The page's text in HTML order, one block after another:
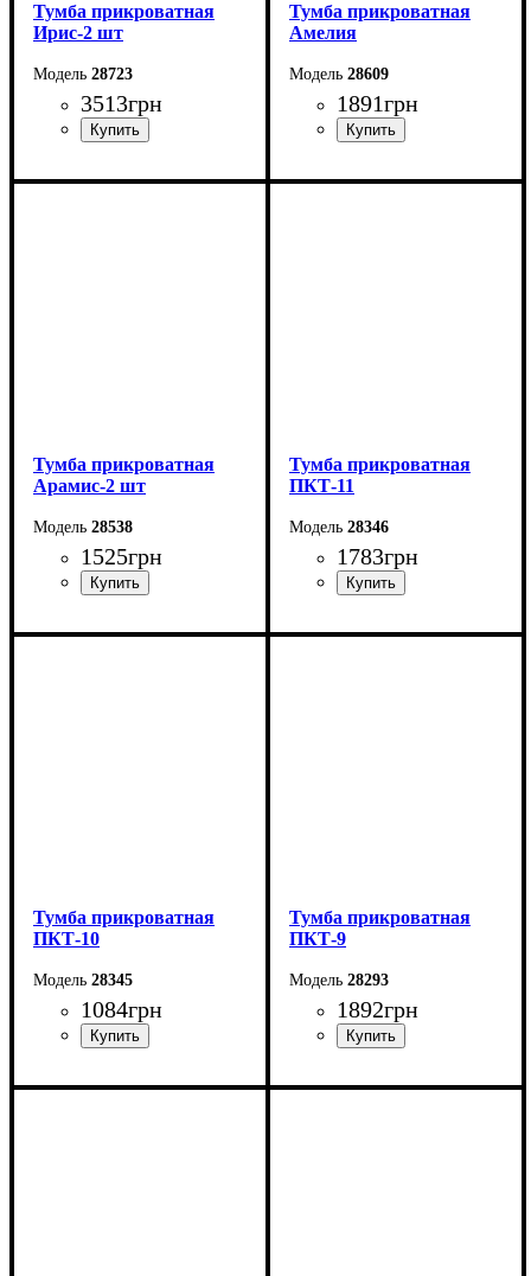
Тумба прикроватная
Ирис-2 шт
28723
3513грн
Ширина: 49 см
Тумба прикроватная
Амелия
28609
1891грн
Ширина: 50 см
Тумба прикроватная
Арамис-2 шт
28538
1525грн
Ширина: 40,2 см
Тумба прикроватная
ПКТ-11
28346
1783грн
Ширина: 40 см
Тумба прикроватная
ПКТ-10
28345
1084грн
Ширина: 40 см
Тумба прикроватная
ПКТ-9
28293
1892грн
Ширина: 48 см